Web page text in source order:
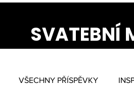
SVATEBNÍ
VŠECHNY PŘÍSPĚVKY